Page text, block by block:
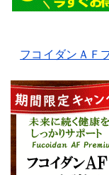
フコイダンＡＦ